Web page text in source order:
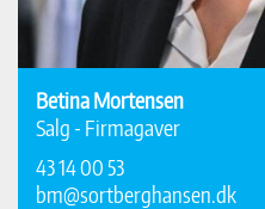
Betina Mortensen
Salg - Firmagaver
43 14 00 53
bm@sortberghansen.dk